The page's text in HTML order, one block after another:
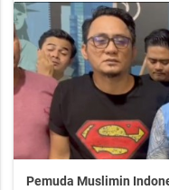
Pemuda Muslimin